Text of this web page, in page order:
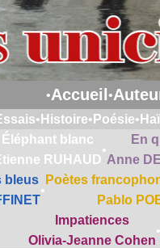
•Accueil •
• Histoire• Poésie•
Éléphant blanc
RUHAUD
•
En
Anne
bleus
•
Poètes
Pablo
Impatiences
Olivia-Jeanne Cohen
•